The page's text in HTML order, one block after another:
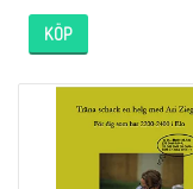
Databaser/
Ladda ner
KÖP